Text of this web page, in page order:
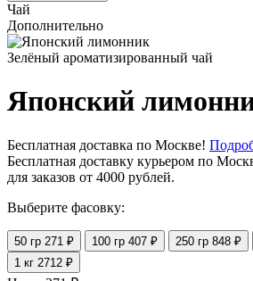
Чай
Дополнительно
Зелёный ароматизированный чай
Японский
Бесплатная доставка по Москве!
Бесплатная доставку курьером по
для заказов от 4000 рублей.
Выберите фасовку:
50 гр 271 ₽ 100 гр 407 ₽ 250 гр 848 ₽
1 кг 2712 ₽